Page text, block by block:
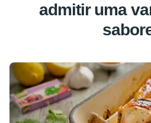
admitir uma